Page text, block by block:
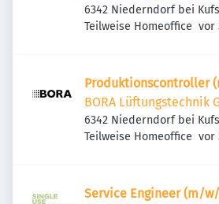
6342 Niederndorf bei
Teilweise Homeoffice vor
Produktionscontroller
BORA Lüftungstechnik
6342 Niederndorf bei
Teilweise Homeoffice vor
Service Engineer (m/